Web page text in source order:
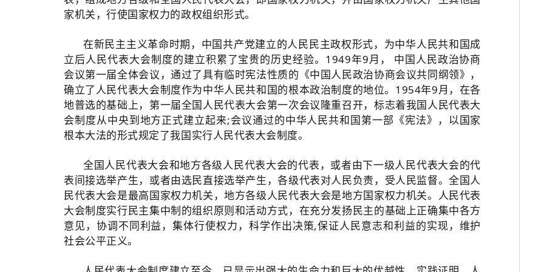
家机关，行使国家权力的政权组织形式。
在新民主主义革命时期，中国共产党建立的人民民主政权形式，为中华人民共和国成
立后人民代表大会制度的建立积累了宝贵的历史经验。1949年9月， 中国人民政治协商
会议第一届全体会议，通过了具有临时宪法性质的《中国人民政治协商会议共同纲领》，
确立了人民代表大会制度作为中华人民共和国的根本政治制度的地位。1954年9月，在各
地普选的基础上，第一届全国人民代表大会第一次会议隆重召开，标志着我国人民代表大
会制度从中央到地方正式建立起来;会议通过的中华人民共和国第一部《宪法》，以国家
根本大法的形式规定了我国实行人民代表大会制度。
全国人民代表大会和地方各级人民代表大会的代表，或者由下一级人民代表大会的代
表间接选举产生，或者由选民直接选举产生，各级代表对人民负责，受人民监督。全国人
民代表大会是最高国家权力机关，地方各级人民代表大会是地方国家权力机关。人民代表
大会制度实行民主集中制的组织原则和活动方式，在充分发扬民主的基础上正确集中各方
意见，协调不同利益，集体行使权力，科学作出决策,保证人民意志和利益的实现，维护
社会公平正义。